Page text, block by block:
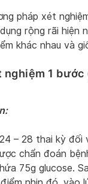
pháp xét
rộng rãi hiện
khác nhau và
nghiệm 1
– 28 thai kỳ đối
chẩn đoán
75g glucose.